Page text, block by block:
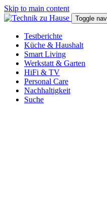
Skip to main content
Toggle
Testberichte
Küche & Haushalt
Smart Living
Werkstatt & Garten
HiFi & TV
Personal Care
Nachhaltigkeit
Suche